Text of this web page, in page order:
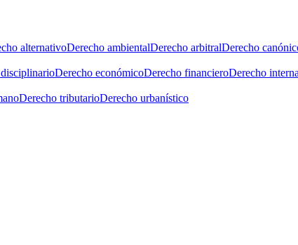
alternativoDerecho ambientalDerecho arbitralDerecho
Derecho económicoDerecho financieroDerecho
Derecho tributarioDerecho urbanístico